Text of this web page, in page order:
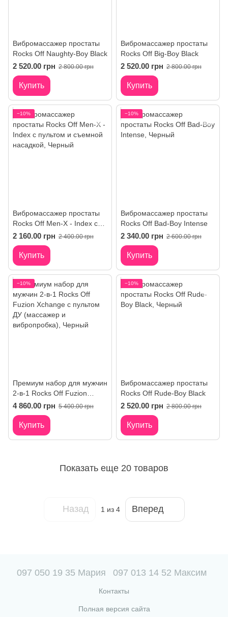
Вибромассажер простаты
Rocks Off Naughty-Boy Black
2 520.00 грн 2 800.00 грн
Купить
Вибромассажер простаты
Rocks Off Big-Boy Black
2 520.00 грн 2 800.00 грн
Купить
−10%
Вибромассажер простаты
Rocks Off Men-X - Index с
пультом и съемной
насадкой
2 160.00 грн 2 400.00 грн
Купить
−10%
Вибромассажер простаты
Rocks Off Bad-Boy Intense
2 340.00 грн 2 600.00 грн
Купить
−10%
Премиум набор для мужчин
2-в-1 Rocks Off Fuzion
Xchange с пультом ДУ
(массажер и вибропробка)
4 860.00 грн 5 400.00 грн
Купить
−10%
Вибромассажер простаты
Rocks Off Rude-Boy Black
2 520.00 грн 2 800.00 грн
Купить
Показать еще 20 товаров
Назад 1 из 4 Вперед
097 050 19 35 Мария 097 013 14 52 Максим
Контакты
Полная версия сайта